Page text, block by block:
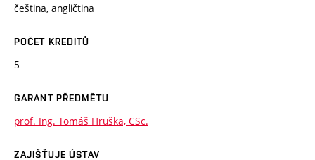
čeština, angličtina
POČET KREDITŮ
5
GARANT PŘEDMĚTU
prof. Ing. Tomáš Hruška, CSc.
ZAJIŠŤUJE ÚSTAV